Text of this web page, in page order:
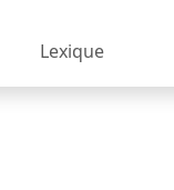
Lexique